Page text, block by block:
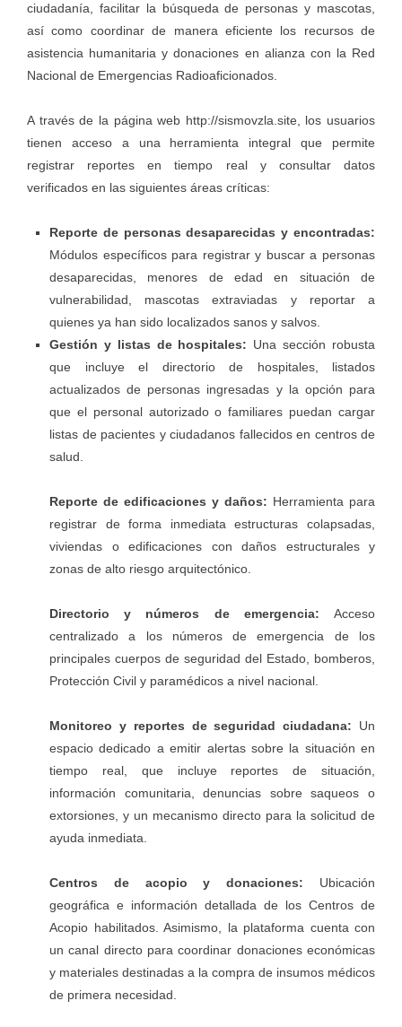
ciudadanía, facilitar la búsqueda de personas y mascotas,
así como coordinar de manera eficiente los recursos de
asistencia humanitaria y donaciones en alianza con la Red
Nacional de Emergencias Radioaficionados.
A través de la página web http://sismovzla.site, los usuarios
tienen acceso a una herramienta integral que permite
registrar reportes en tiempo real y consultar datos
verificados en las siguientes áreas críticas:
Reporte de personas desaparecidas y encontradas:
Módulos específicos para registrar y buscar a personas
desaparecidas, menores de edad en situación de
vulnerabilidad, mascotas extraviadas y reportar a
quienes ya han sido localizados sanos y salvos.
Gestión y listas de hospitales: Una sección robusta
que incluye el directorio de hospitales, listados
actualizados de personas ingresadas y la opción para
que el personal autorizado o familiares puedan cargar
listas de pacientes y ciudadanos fallecidos en centros de
salud.
Reporte de edificaciones y daños: Herramienta para
registrar de forma inmediata estructuras colapsadas,
viviendas o edificaciones con daños estructurales y
zonas de alto riesgo arquitectónico.
Directorio y números de emergencia: Acceso
centralizado a los números de emergencia de los
principales cuerpos de seguridad del Estado, bomberos,
Protección Civil y paramédicos a nivel nacional.
Monitoreo y reportes de seguridad ciudadana: Un
espacio dedicado a emitir alertas sobre la situación en
tiempo real, que incluye reportes de situación,
información comunitaria, denuncias sobre saqueos o
extorsiones, y un mecanismo directo para la solicitud de
ayuda inmediata.
Centros de acopio y donaciones: Ubicación
geográfica e información detallada de los Centros de
Acopio habilitados. Asimismo, la plataforma cuenta con
un canal directo para coordinar donaciones económicas
y materiales destinadas a la compra de insumos médicos
de primera necesidad.